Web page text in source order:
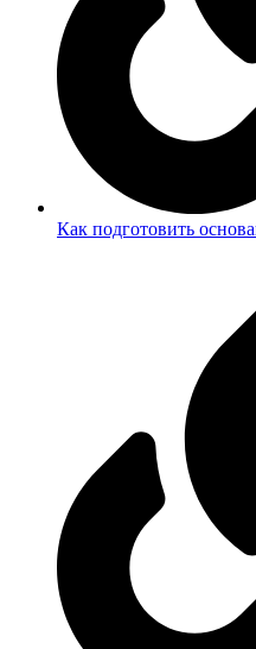
Как подготовить